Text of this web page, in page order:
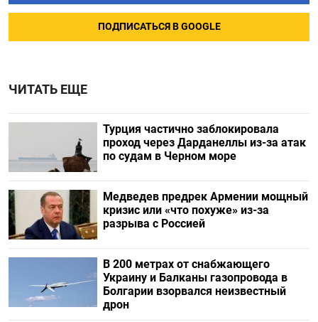
ПОДПИСАТЬСЯ В GOOGLE
ЧИТАТЬ ЕЩЕ
Турция частично заблокировала
проход через Дарданеллы из-за атак
по судам в Черном море
Медведев предрек Армении мощный
кризис или «что похуже» из-за
разрыва с Россией
В 200 метрах от снабжающего
Украину и Балканы газопровода в
Болгарии взорвался неизвестный
дрон